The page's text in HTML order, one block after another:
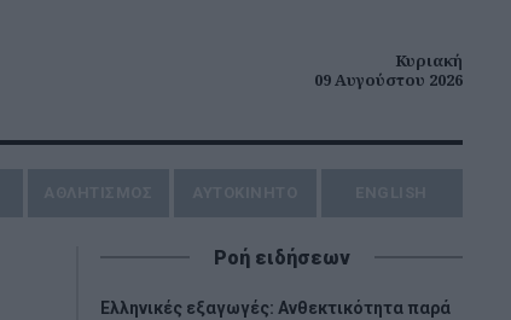
Κυριακή
09 Αυγούστου 2026
Ροή ειδήσεων
Ελληνικές εξαγωγές: Ανθεκτικότητα παρά